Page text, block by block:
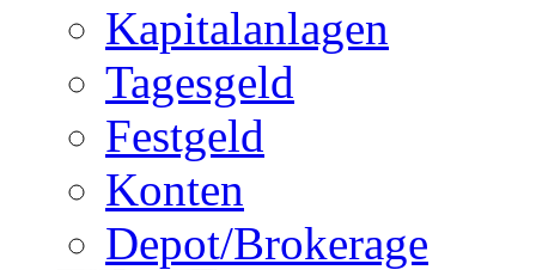
Kapitalanlagen
Tagesgeld
Festgeld
Konten
Depot/Brokerage